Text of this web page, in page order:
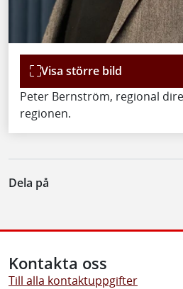
Peter Bernström, regional
regionen.
Visa större bild
Dela på
Kontakta oss
Till alla kontaktuppgifter